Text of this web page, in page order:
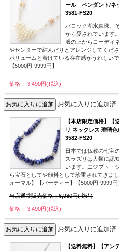
ール ペンダント/ネ
3581-FS20
バロック湖水真珠。
から愛されています
服の上からコーディ
やセンターで結んだりとアレンジしてく
ボリュームと着けている存在感がうれしい
【5000円-9999円】
価格： 3,490円(税込)
お気に入りに追加済
【本店限定価格】【
リ ネックレス 瑠璃
3582-FS20
日本では仏教の七宝
スラズリは人類に認
います。エジプト・
ら宝石としてや顔料として珍重されてきま
ォーマル】【パーティー】【5000円-9999円
当店通常販売価格：6,980円(税込)
価格： 3,490円(税込)
お気に入りに追加済
【送料無料】【アン